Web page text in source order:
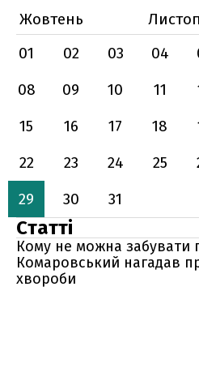
Жовтень
01
02 03 04
08
09 10 11
15
16 17 18
22
23 24 25
29
30 31
Статті
Кому не можна забувати
Комаровський нагадав
хвороби